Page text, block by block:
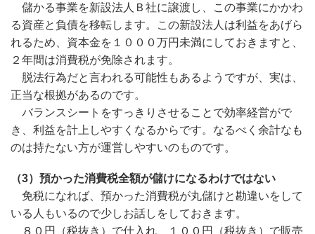
儲かる事業を新設法人Ｂ社に譲渡し、この事業にかかわ
る資産と負債を移転します。この新設法人は利益をあげら
れるため、資本金を１０００万円未満にしておきますと、
２年間は消費税が免除されます。
脱法行為だと言われる可能性もあるようですが、実は、
正当な根拠があるのです。
バランスシートをすっきりさせることで効率経営がで
き、利益を計上しやすくなるからです。なるべく余計なも
のは持たない方が運営しやすいのものです。
（3）預かった消費税全額が儲けになるわけではない
免税になれば、預かった消費税が丸儲けと勘違いをして
いる人もいるので少しお話しをしておきます。
８０円（税抜き）で仕入れ、１００円（税抜き）で販売